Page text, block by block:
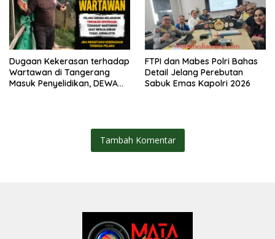
Dugaan Kekerasan terhadap
Wartawan di Tangerang
Masuk Penyelidikan, DEWA
FTPI dan Mabes Polri Bahas
Detail Jelang Perebutan
Sabuk Emas Kapolri 2026
Tambah Komentar